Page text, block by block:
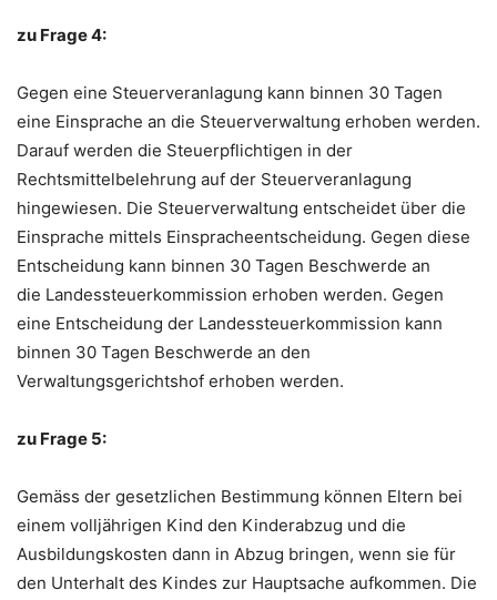
zu Frage 4:
Gegen eine Steuerveranlagung kann binnen 30 Tagen
eine Einsprache an die Steuerverwaltung erhoben werden.
Darauf werden die Steuerpflichtigen in der
Rechtsmittelbelehrung auf der Steuerveranlagung
hingewiesen. Die Steuerverwaltung entscheidet über die
Einsprache mittels Einspracheentscheidung. Gegen diese
Entscheidung kann binnen 30 Tagen Beschwerde an
die Landessteuerkommission erhoben werden. Gegen
eine Entscheidung der Landessteuerkommission kann
binnen 30 Tagen Beschwerde an den
Verwaltungsgerichtshof erhoben werden.
zu Frage 5:
Gemäss der gesetzlichen Bestimmung können Eltern bei
einem volljährigen Kind den Kinderabzug und die
Ausbildungskosten dann in Abzug bringen, wenn sie für
den Unterhalt des Kindes zur Hauptsache aufkommen. Die